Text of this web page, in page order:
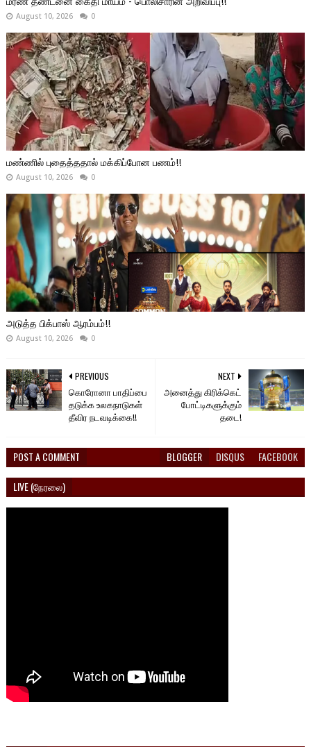
August 10, 2026 0
மண்ணில் புதைத்ததால் மக்கிப்போன பணம்!!
August 10, 2026 0
அடுத்த பிக்பாஸ் ஆரம்பம்!!
August 10, 2026 0
NEXT
அனைத்து கிரிக்கெட்
போட்டிகளுக்கும்
தடை!
PREVIOUS
கொரோனா பாதிப்பை
தடுக்க உலகநாடுகள்
தீவிர நடவடிக்கை!!
POST A COMMENT BLOGGER DISQUS FACEBOOK
LIVE (நேரலை)